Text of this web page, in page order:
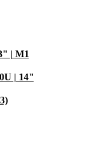
| M1
| 14"